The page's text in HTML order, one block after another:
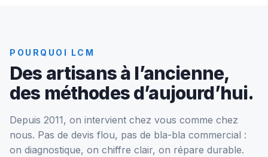
POURQUOI LCM
Des artisans à l’ancienne,
des méthodes d’aujourd’hui.
Depuis 2011, on intervient chez vous comme chez
nous. Pas de devis flou, pas de bla-bla commercial :
on diagnostique, on chiffre clair, on répare durable.